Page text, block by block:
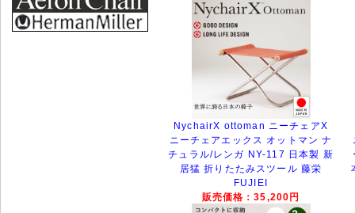
NychairX ottoman ニーチェアX
ニーチェアエックス オットマン ナ
チュラル/レンガ NY-117 日本製 新
居猛 折りたたみスツール 藤栄
FUJIEI
販売価格：35,200円